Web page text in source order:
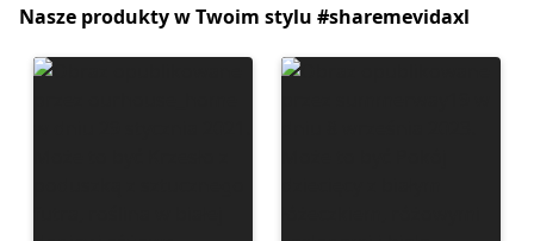
Nasze produkty w Twoim stylu #sharemevidaxl